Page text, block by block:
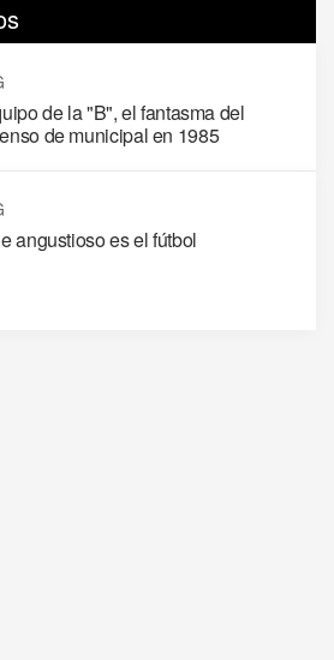
de la "B", el fantasma del
de municipal en 1985
angustioso es el fútbol